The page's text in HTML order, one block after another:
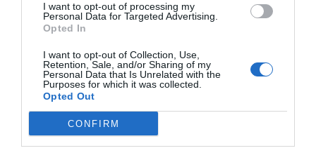
I want to opt-out of processing my
Personal Data for Targeted Advertising.
Opted In
I want to opt-out of Collection, Use,
Retention, Sale, and/or Sharing of my
Personal Data that Is Unrelated with the
Purposes for which it was collected.
Opted Out
CONFIRM